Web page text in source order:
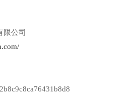
限公司